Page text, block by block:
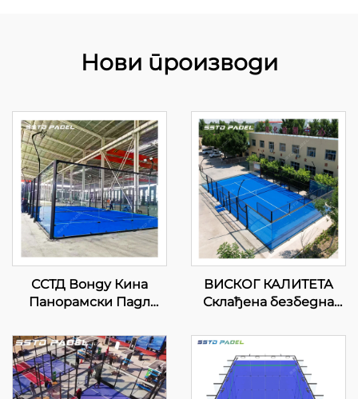
Нови производи
ССТД Вонду Кина
Панорамски Падл
Професионални
Произвођач Класични
Падел Корт
Авансивни Тех за
ВИСКОГ КАЛИТЕТА
Склађена безбедна
панорамски суд падел
тенис падел суд 2024
Одличан дизајн
Појавни падел